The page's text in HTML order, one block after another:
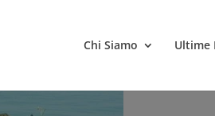
Chi Siamo Ultime